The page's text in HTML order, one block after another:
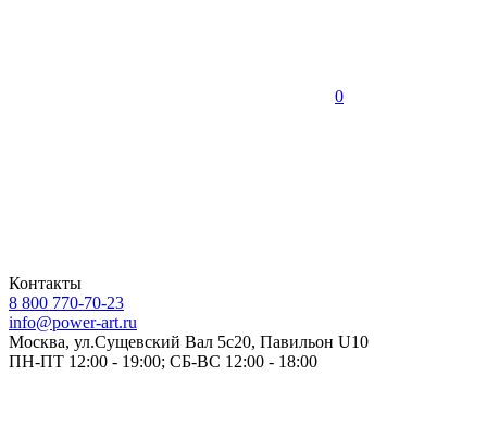
0
Контакты
8 800 770-70-23
info@power-art.ru
Москва, ул.Сущевский Вал 5с20, Павильон U10
ПН-ПТ 12:00 - 19:00; СБ-ВС 12:00 - 18:00